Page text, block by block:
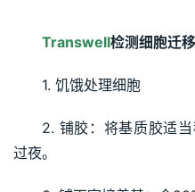
Transwell检测细胞迁
1. 饥饿处理细胞
2. 铺胶：将基质胶适
过夜。